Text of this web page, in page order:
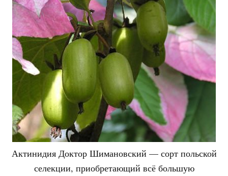
Актинидия Доктор Шимановский — сорт польской
селекции, приобретающий всё большую